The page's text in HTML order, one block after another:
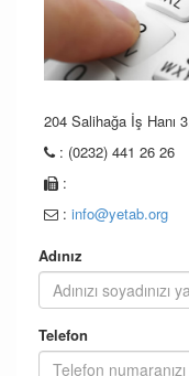
204 Salihağa İş Hanı
: (0232) 441 26 26
:
: info@yetab.org
Adınız
Telefon